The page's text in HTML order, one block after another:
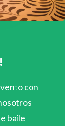
con
baile